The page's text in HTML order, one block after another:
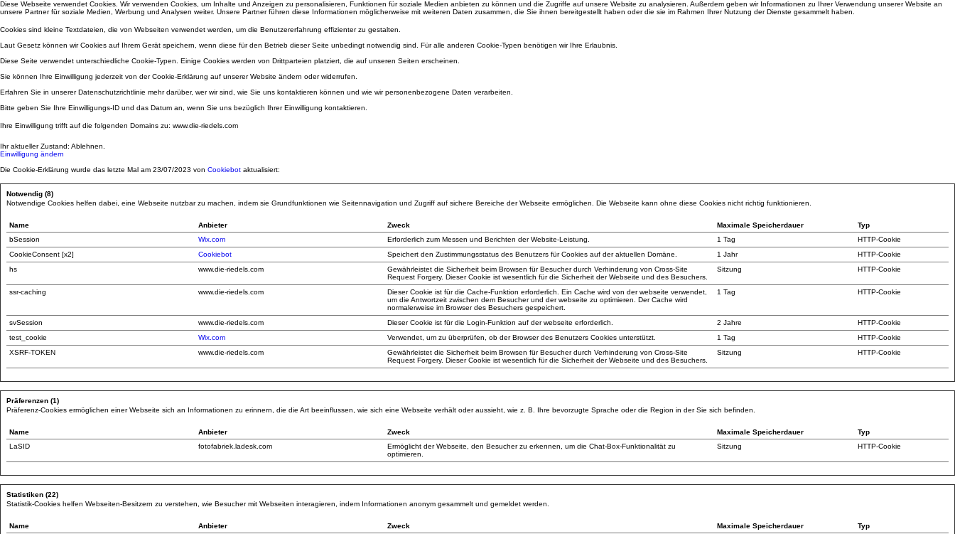
Diese Webseite verwendet Cookies. Wir verwenden Cookies, um Inhalte und Anzeigen zu personalisieren, Funktionen für soziale Medien anbieten zu können und die Zugriffe auf unsere Website zu analysieren. Außerdem geben wir Informationen zu Ihrer Verwendung unserer Website an
unsere Partner für soziale Medien, Werbung und Analysen weiter. Unsere Partner führen diese Informationen möglicherweise mit weiteren Daten zusammen, die Sie ihnen bereitgestellt haben oder die sie im Rahmen Ihrer Nutzung der Dienste gesammelt haben.
Cookies sind kleine Textdateien, die von Webseiten verwendet werden, um die Benutzererfahrung effizienter zu gestalten.
Laut Gesetz können wir Cookies auf Ihrem Gerät speichern, wenn diese für den Betrieb dieser Seite unbedingt notwendig sind. Für alle anderen Cookie-Typen benötigen wir Ihre Erlaubnis.
Diese Seite verwendet unterschiedliche Cookie-Typen. Einige Cookies werden von Drittparteien platziert, die auf unseren Seiten erscheinen.
Sie können Ihre Einwilligung jederzeit von der Cookie-Erklärung auf unserer Website ändern oder widerrufen.
Erfahren Sie in unserer Datenschutzrichtlinie mehr darüber, wer wir sind, wie Sie uns kontaktieren können und wie wir personenbezogene Daten verarbeiten.
Bitte geben Sie Ihre Einwilligungs-ID und das Datum an, wenn Sie uns bezüglich Ihrer Einwilligung kontaktieren.
Ihre Einwilligung trifft auf die folgenden Domains zu: www.die-riedels.com
Ihr aktueller Zustand: Ablehnen.
Einwilligung ändern
Die Cookie-Erklärung wurde das letzte Mal am 23/07/2023 von Cookiebot aktualisiert:
Notwendig (8)
Notwendige Cookies helfen dabei, eine Webseite nutzbar zu machen, indem sie Grundfunktionen wie Seitennavigation und Zugriff auf sichere Bereiche der Webseite ermöglichen. Die Webseite kann ohne diese Cookies nicht richtig funktionieren.
Name Anbieter Zweck Maximale Speicherdauer
Typ
bSession
Wix.com Erforderlich zum Messen und Berichten der Website-Leistung. 1 Tag
HTTP-Cookie
CookieConsent [x2]
Cookiebot Speichert den Zustimmungsstatus des Benutzers für Cookies auf der aktuellen Domäne. 1 Jahr
HTTP-Cookie
hs
www.die-riedels.com
Gewährleistet die Sicherheit beim Browsen für Besucher durch Verhinderung von Cross-Site
Request Forgery. Dieser Cookie ist wesentlich für die Sicherheit der Webseite und des Besuchers.
Sitzung HTTP-Cookie
ssr-caching www.die-riedels.com
Dieser Cookie ist für die Cache-Funktion erforderlich. Ein Cache wird von der webseite verwendet,
um die Antwortzeit zwischen dem Besucher und der webseite zu optimieren. Der Cache wird
normalerweise im Browser des Besuchers gespeichert.
1 Tag HTTP-Cookie
svSession www.die-riedels.com Dieser Cookie ist für die Login-Funktion auf der webseite erforderlich. 2 Jahre
HTTP-Cookie
test_cookie
Wix.com Verwendet, um zu überprüfen, ob der Browser des Benutzers Cookies unterstützt. 1 Tag
HTTP-Cookie
XSRF-TOKEN
www.die-riedels.com
Gewährleistet die Sicherheit beim Browsen für Besucher durch Verhinderung von Cross-Site
Request Forgery. Dieser Cookie ist wesentlich für die Sicherheit der Webseite und des Besuchers.
Sitzung HTTP-Cookie
Präferenzen (1)
Präferenz-Cookies ermöglichen einer Webseite sich an Informationen zu erinnern, die die Art beeinflussen, wie sich eine Webseite verhält oder aussieht, wie z. B. Ihre bevorzugte Sprache oder die Region in der Sie sich befinden.
Name Anbieter Zweck Maximale Speicherdauer
Typ
LaSID
fotofabriek.ladesk.com
Ermöglicht der Webseite, den Besucher zu erkennen, um die Chat-Box-Funktionalität zu
optimieren.
Sitzung HTTP-Cookie
Statistiken (22)
Statistik-Cookies helfen Webseiten-Besitzern zu verstehen, wie Besucher mit Webseiten interagieren, indem Informationen anonym gesammelt und gemeldet werden.
Name Anbieter Zweck Maximale Speicherdauer
Typ